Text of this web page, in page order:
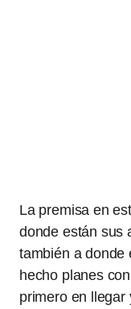
La premisa en
donde están sus
también a donde
hecho planes
primero en llegar